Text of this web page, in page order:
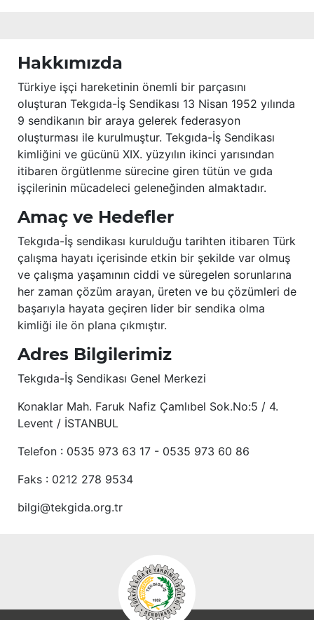
Hakkımızda
Türkiye işçi hareketinin önemli bir parçasını
oluşturan Tekgıda-İş Sendikası 13 Nisan 1952 yılında
9 sendikanın bir araya gelerek federasyon
oluşturması ile kurulmuştur. Tekgıda-İş Sendikası
kimliğini ve gücünü XIX. yüzyılın ikinci yarısından
itibaren örgütlenme sürecine giren tütün ve gıda
işçilerinin mücadeleci geleneğinden almaktadır.
Amaç ve Hedefler
Tekgıda-İş sendikası kurulduğu tarihten itibaren Türk
çalışma hayatı içerisinde etkin bir şekilde var olmuş
ve çalışma yaşamının ciddi ve süregelen sorunlarına
her zaman çözüm arayan, üreten ve bu çözümleri de
başarıyla hayata geçiren lider bir sendika olma
kimliği ile ön plana çıkmıştır.
Adres Bilgilerimiz
Tekgıda-İş Sendikası Genel Merkezi
Konaklar Mah. Faruk Nafiz Çamlıbel Sok.No:5 / 4.
Levent / İSTANBUL
Telefon : 0535 973 63 17 - 0535 973 60 86
Faks : 0212 278 9534
bilgi@tekgida.org.tr